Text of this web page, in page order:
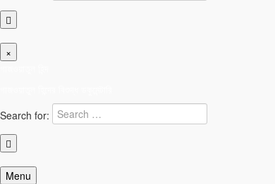
×
Search for:
Menu